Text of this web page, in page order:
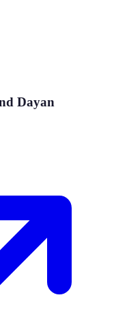
Dayan